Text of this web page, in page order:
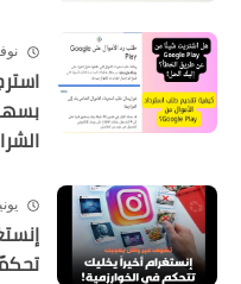
نوفمبر 27,
الشراء
يونيو 28, 2026